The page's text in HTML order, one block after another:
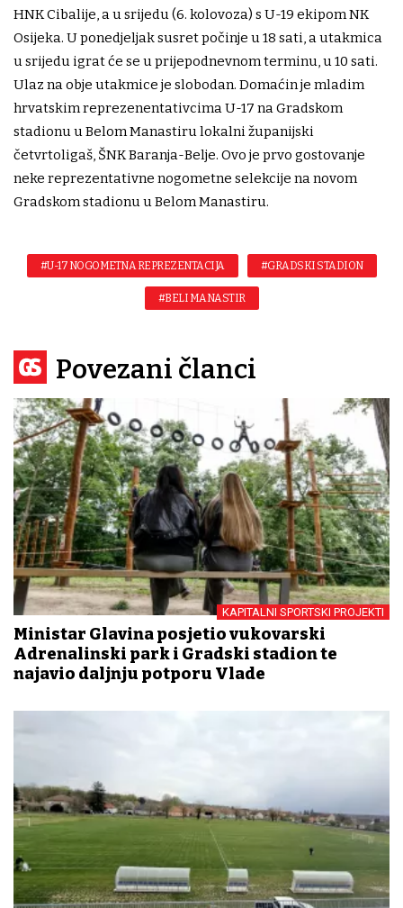
HNK Cibalije, a u srijedu (6. kolovoza) s U-19 ekipom NK
Osijeka. U ponedjeljak susret počinje u 18 sati, a utakmica
u srijedu igrat će se u prijepodnevnom terminu, u 10 sati.
Ulaz na obje utakmice je slobodan. Domaćin je mladim
hrvatskim reprezenentativcima U-17 na Gradskom
stadionu u Belom Manastiru lokalni županijski
četvrtoligaš, ŠNK Baranja-Belje. Ovo je prvo gostovanje
neke reprezentativne nogometne selekcije na novom
Gradskom stadionu u Belom Manastiru.
#U-17 NOGOMETNA REPREZENTACIJA #GRADSKI STADION
#BELI MANASTIR
Povezani članci
KAPITALNI SPORTSKI PROJEKTI
Ministar Glavina posjetio vukovarski
Adrenalinski park i Gradski stadion te
najavio daljnju potporu Vlade